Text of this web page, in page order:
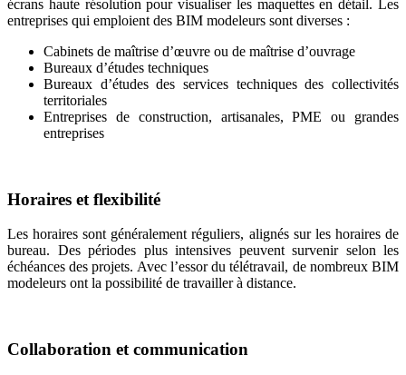
écrans haute résolution pour visualiser les maquettes en détail. Les
entreprises qui emploient des BIM modeleurs sont diverses :
Cabinets de maîtrise d’œuvre ou de maîtrise d’ouvrage
Bureaux d’études techniques
Bureaux d’études des services techniques des collectivités
territoriales
Entreprises de construction, artisanales, PME ou grandes
entreprises
Horaires et flexibilité
Les horaires sont généralement réguliers, alignés sur les horaires de
bureau. Des périodes plus intensives peuvent survenir selon les
échéances des projets. Avec l’essor du télétravail, de nombreux BIM
modeleurs ont la possibilité de travailler à distance.
Collaboration et communication